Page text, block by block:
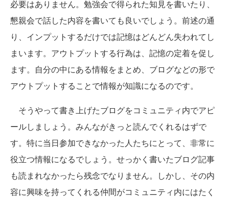
必要はありません。勉強会で得られた知見を書いたり、
懇親会で話した内容を書いても良いでしょう。前述の通
り、インプットするだけでは記憶はどんどん失われてし
まいます。アウトプットする行為は、記憶の定着を促し
ます。自分の中にある情報をまとめ、ブログなどの形で
アウトプットすることで情報が知識になるのです。
そうやって書き上げたブログをコミュニティ内でアピ
ールしましょう。みんながきっと読んでくれるはずで
す。特に当日参加できなかった人たちにとって、非常に
役立つ情報になるでしょう。せっかく書いたブログ記事
も読まれなかったら残念でなりません。しかし、その内
容に興味を持ってくれる仲間がコミュニティ内にはたく